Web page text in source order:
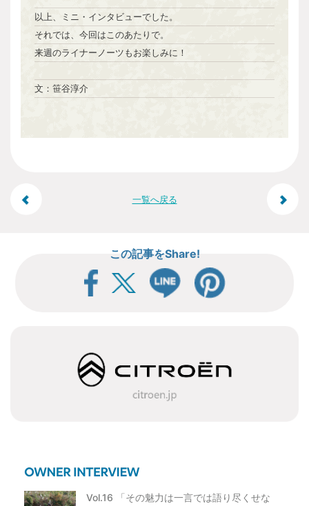
以上、ミニ・インタビューでした。
それでは、今回はこのあたりで。
来週のライナーノーツもお楽しみに！
文：笹谷淳介
投
一覧へ戻る
この記事をShare!
Vol.16 「その魅力は一言では語り尽くせな